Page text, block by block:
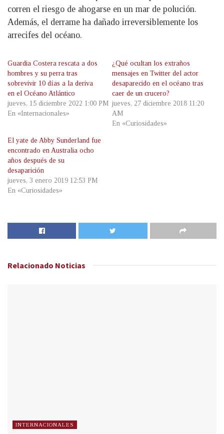
corren el riesgo de ahogarse en un mar de polución.
Además, el derrame ha dañado irreversiblemente los
arrecifes del océano.
Guardia Costera rescata a dos
hombres y su perra tras
sobrevivir 10 días a la deriva
en el Océano Atlántico
jueves, 15 diciembre 2022 1:00 PM
En «Internacionales»
¿Qué ocultan los extraños
mensajes en Twitter del actor
desaparecido en el océano tras
caer de un crucero?
jueves, 27 diciembre 2018 11:20
AM
En «Curiosidades»
El yate de Abby Sunderland fue
encontrado en Australia ocho
años después de su
desaparición
jueves, 3 enero 2019 12:53 PM
En «Curiosidades»
Relacionado Noticias
INTERNACIONALES